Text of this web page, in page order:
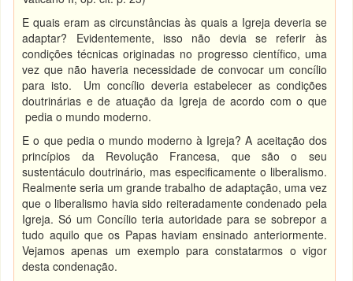
E quais eram as circunstâncias às quais a Igreja deveria se
adaptar? Evidentemente, isso não devia se referir às
condições técnicas originadas no progresso científico, uma
vez que não haveria necessidade de convocar um concílio
para isto. Um concílio deveria estabelecer as condições
doutrinárias e de atuação da Igreja de acordo com o que
pedia o mundo moderno.
E o que pedia o mundo moderno à Igreja? A aceitação dos
princípios da Revolução Francesa, que são o seu
sustentáculo doutrinário, mas especificamente o liberalismo.
Realmente seria um grande trabalho de adaptação, uma vez
que o liberalismo havia sido reiteradamente condenado pela
Igreja. Só um Concílio teria autoridade para se sobrepor a
tudo aquilo que os Papas haviam ensinado anteriormente.
Vejamos apenas um exemplo para constatarmos o vigor
desta condenação.